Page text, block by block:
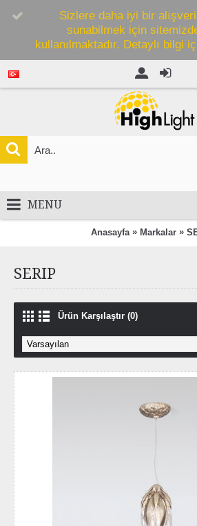
Sizlere daha iyi bir
sunabilmek için
kullanılmaktadır. Detaylı bilgi
MENU
Anasayfa » Markalar »
SERIP
Ürün Karşılaştır (0)